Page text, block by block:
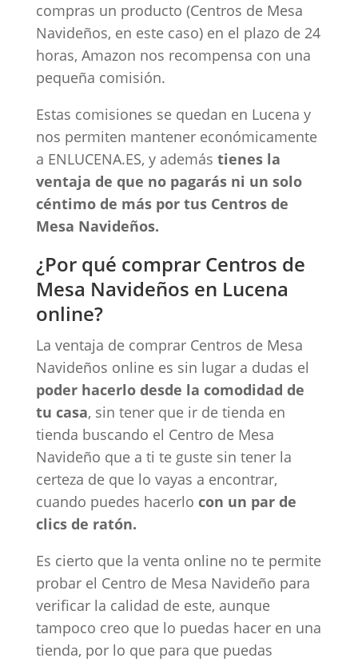
compras un producto (Centros de Mesa
Navideños, en este caso) en el plazo de 24
horas, Amazon nos recompensa con una
pequeña comisión.
Estas comisiones se quedan en Lucena y
nos permiten mantener económicamente
a ENLUCENA.ES, y además tienes la
ventaja de que no pagarás ni un solo
céntimo de más por tus Centros de
Mesa Navideños.
¿Por qué comprar Centros de
Mesa Navideños en Lucena
online?
La ventaja de comprar Centros de Mesa
Navideños online es sin lugar a dudas el
poder hacerlo desde la comodidad de
tu casa, sin tener que ir de tienda en
tienda buscando el Centro de Mesa
Navideño que a ti te guste sin tener la
certeza de que lo vayas a encontrar,
cuando puedes hacerlo con un par de
clics de ratón.
Es cierto que la venta online no te permite
probar el Centro de Mesa Navideño para
verificar la calidad de este, aunque
tampoco creo que lo puedas hacer en una
tienda, por lo que para que puedas